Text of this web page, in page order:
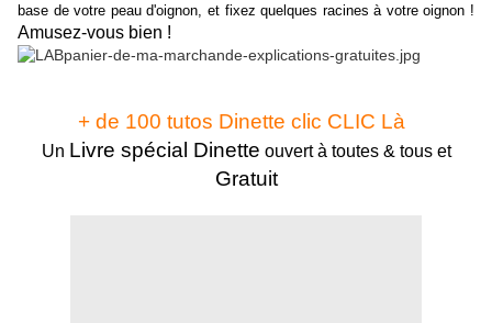
base de votre peau d'oignon, et fixez quelques racines à votre oignon !
Amusez-vous bien !
+ de 100 tutos Dinette clic CLIC Là
Un Livre spécial Dinette ouvert à toutes & tous et
Gratuit